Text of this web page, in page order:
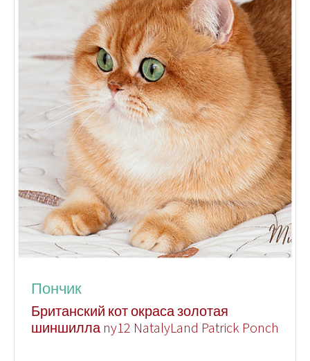
Пончик
Британский кот окраса золотая
шиншилла ny12 NatalyLand Patrick Ponch